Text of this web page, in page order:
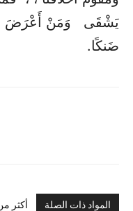
يَشْقَى وَمَنْ أَعْرَضَ
ضَنكًا.
المواد ذات الصلة أكثر